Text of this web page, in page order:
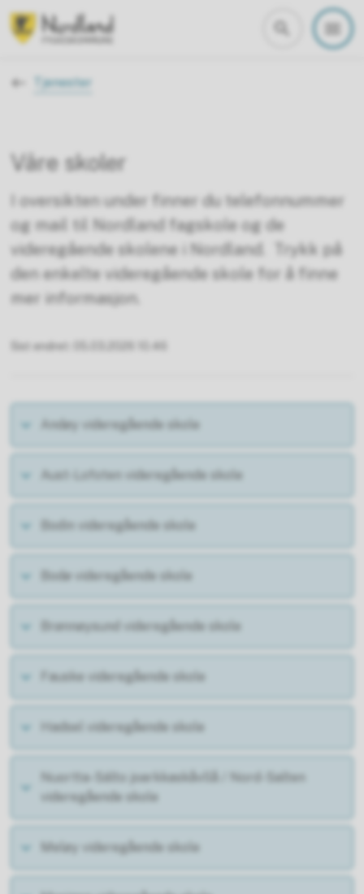
Du er her:
Tjenester
Våre skoler
I oversikten under finner du telefonnummer
og mail til Nordland fagskole og de
videregående skolene i Nordland. Trykk på
den enkelte videregående skole for å finne
mer informasjon.
Sist endret
Andøy videregående skole
Aust-Lofoten videregående skole
Bodin videregående skole
Bodø videregående skole
Brønnøysund videregående skole
Fauske videregående skole
Hadsel videregående skole
Nuortta-Sálto joarkkaskåvllå / Nord-Salten
videregående skole
Meløy videregående skole